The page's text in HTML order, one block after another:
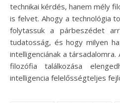
technikai kérdés, hanem mély
is felvet. Ahogy a technológia
folytassuk a párbeszédet
tudatosság, és hogy milyen
intelligenciának a
filozófia találkozása
intelligencia felelősségteljes